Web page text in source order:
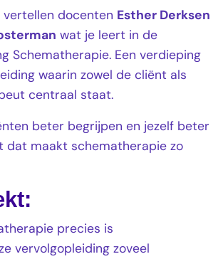
docenten Esther Derksen
wat je leert in de
Schematherapie. Een verdieping
waarin zowel de cliënt als
centraal staat.
beter begrijpen en jezelf beter
dat maakt schematherapie zo
precies is
vervolgopleiding zoveel